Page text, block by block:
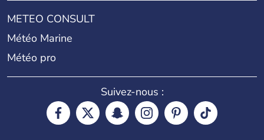
METEO CONSULT
Météo Marine
Météo pro
Suivez-nous :